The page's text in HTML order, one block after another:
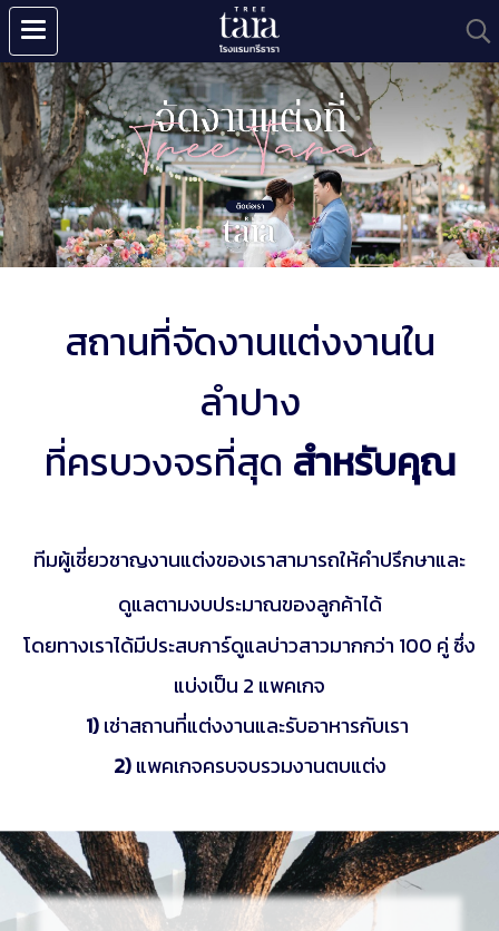
สถานที่จัดงานแต่งงานใน
ลำปาง
ที่ครบวงจรที่สุด สำหรับคุณ
ทีมผู้เชี่ยวชาญงานแต่งของเราสามารถให้คำปรึกษาและ
ดูแลตามงบประมาณของลูกค้าได้
โดยทางเราได้มีประสบการ์ดูแลบ่าวสาวมากกว่า 100 คู่ ซึ่ง
แบ่งเป็น 2 แพคเกจ
1)เช่าสถานที่แต่งงานและรับอาหารกับเรา
2)แพคเกจครบจบรวมงานตบแต่ง